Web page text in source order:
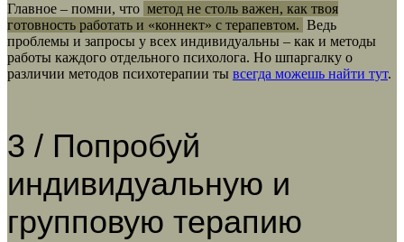
Главное – помни, что метод не столь важен, как твоя
готовность работать и «коннект» с терапевтом. Ведь
проблемы и запросы у всех индивидуальны – как и методы
работы каждого отдельного психолога. Но шпаргалку о
различии методов психотерапии ты всегда можешь найти тут.
3 / Попробуй
индивидуальную и
групповую терапию